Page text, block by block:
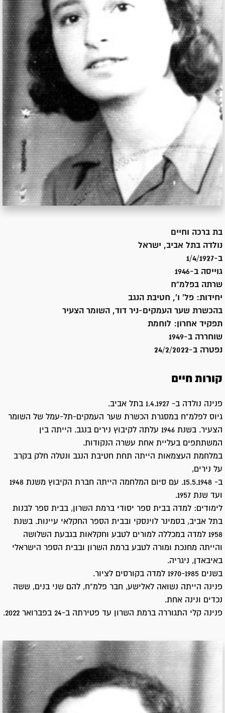
בת ברכה וחיים
נולדה בתל אביב, ישראל
ב-1/4/1927
גוייסה ב-1946
שרתה בפלמ"ח
יחידות: פל' ו', חטיבת הנגב
בהכשרת שער העמקים-ניר דוד, השומר הצעיר
תפקיד אחרון: לוחמת
שוחררה ב-1949
נפטרה ב-24/2/2022
קורות חיים
פנינה נולדה ב- 1.4.1927 בתל אביב.
גיוס לפלמ"ח במסגרת הכשרת שער העמקים-תל-עמל של השומר
הצעיר. בשנת 1946 עלתה לקיבוץ נירים בנגב. הייתה בין
המשתתפים בעליית אחת עשרה הנקודות.
במלחמת העצמאות הייתה תחת חטיבת הנגב ונטלה חלק בקרב
על נירים,
ב- 15.5.1948. עם סיום המלחמה הייתה חברת הקיבוץ משנת 1948
ועד שנת 1957.
לימודים: למדה בבית ספר יסודי ברמת השרון, בבית ספר לבנות
בתל אביב, בסמינר לוינסקי ובבית הספר החקלאי עיינות. בשנת
1958 למדה במכללה למורים לטבע וחקלאות בגבעת השלושה
והייתה מחנכת ומורה לטבע ברמת השרון ובבית הספר הישראלי
באיבאדן, ניגריה.
בשנים 1970-1985 למדה בקורסים לציור.
פנינה הייתה נשואה לאלישע, חבר פלמ"ח, להם שני בנים, ששה
נכדים ונינה אחת.
פנינה קלי התגוררה ברמת השרון עד פטירתה ב-24 בפברואר 2022.